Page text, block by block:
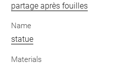
partage après fouilles
Name
statue
Materials